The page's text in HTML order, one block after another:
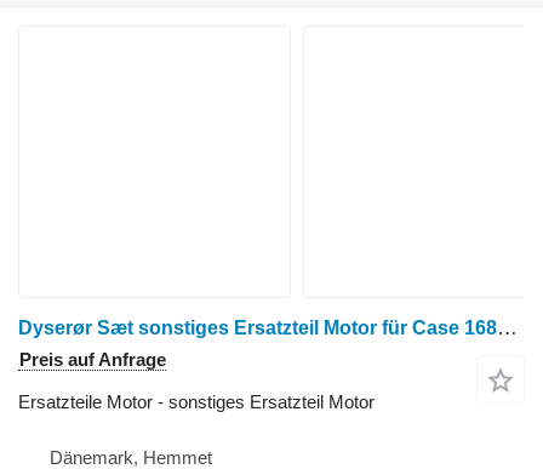
Dyserør Sæt sonstiges Ersatzteil Motor für Case 1680 Getreideernter
Preis auf Anfrage
Ersatzteile Motor - sonstiges Ersatzteil Motor
Dänemark, Hemmet